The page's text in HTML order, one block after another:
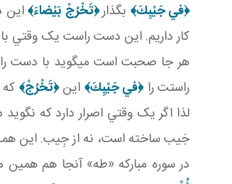
﴿في‏ جَيْبِكَ﴾ بگذار﴿تَخْرُجْ بَيْضاءَ﴾اين
کار داريم. اين دست راست يک وقتي
هر جا صحبت است مي گويد با دست
راستت را﴿في‏ جَيْبِكَ﴾ اين﴿تَخْرُجْ﴾
لذا اگر يک وقتي اصرار دارد که
جَيب ساخته است، نه از جِيب. اين
در سوره مبارکه «طه» آنجا هم